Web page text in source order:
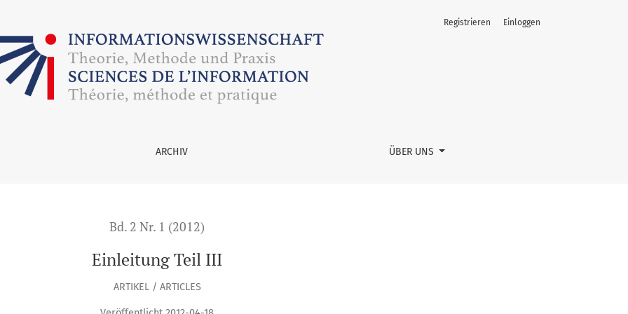
ARCHIV ÜBER UNS
Registrieren Einloggen
Bd. 2 Nr. 1 (2012)
Einleitung Teil III
ARTIKEL / ARTICLES